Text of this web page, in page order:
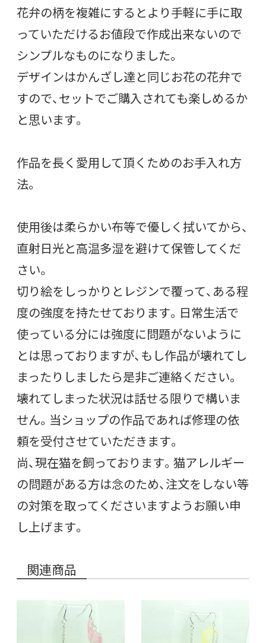
花弁の柄を複雑にするとより手軽に手に取
っていただけるお値段で作成出来ないので
シンプルなものになりました。
デザインはかんざし達と同じお花の花弁で
すので、セットでご購入されても楽しめるか
と思います。
作品を長く愛用して頂くためのお手入れ方
法。
使用後は柔らかい布等で優しく拭いてから、
直射日光と高温多湿を避けて保管してくだ
さい。
切り絵をしっかりとレジンで覆って、ある程
度の強度を持たせております。日常生活で
使っている分には強度に問題がないように
とは思っておりますが、もし作品が壊れてし
まったりしましたら是非ご連絡ください。
壊れてしまった状況は話せる限りで構いま
せん。当ショップの作品であれば修理の依
頼を受付させていただきます。
尚、現在猫を飼っております。猫アレルギー
の問題がある方は念のため、注文をしない等
の対策を取ってくださいますようお願い申
し上げます。
関連商品